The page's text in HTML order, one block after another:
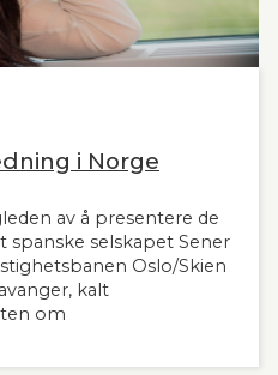
i Norge
av å presentere de
selskapet Sener
Oslo/Skien
kalt
om
har man savnet et
siden tidligere,